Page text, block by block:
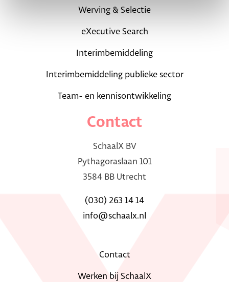
Werving & Selectie
eXecutive Search
Interimbemiddeling
Interimbemiddeling publieke sector
Team- en kennisontwikkeling
Contact
SchaalX BV
Pythagoraslaan 101
3584 BB Utrecht
(030) 263 14 14
info@schaalx.nl
Contact
Werken bij SchaalX